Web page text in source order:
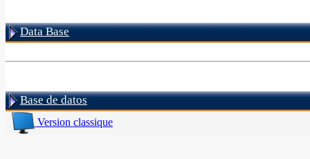
Data Base
Base de datos
Version classique